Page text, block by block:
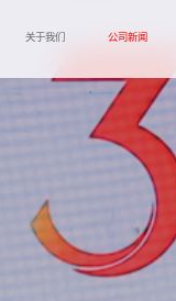
关于我们 公司新闻